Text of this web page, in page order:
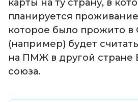
карты на ту страну, в
планируется
которое было прожито в
(например) будет
на ПМЖ в другой стране
союза.